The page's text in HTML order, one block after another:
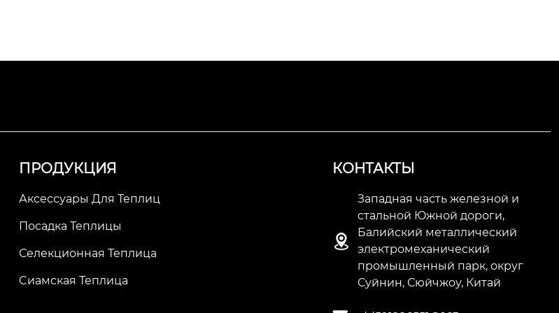
ПРОДУКЦИЯ
Аксессуары Для Теплиц
Посадка Теплицы
Селекционная Теплица
Cиамская Теплица
КОНТАКТЫ

Западная часть железной и
стальной Южной дороги,
Балийский металлический
электромеханический
промышленный парк, округ
Суйнин, Сюйчжоу, Китай